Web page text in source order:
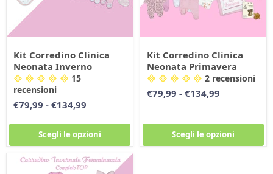
Kit Corredino Clinica
Neonata Inverno
15
recensioni
€79,99 - €134,99
Scegli le opzioni
Kit Corredino Clinica
Neonata Primavera
2 recensioni
€79,99 - €134,99
Scegli le opzioni